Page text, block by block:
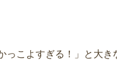
っこよすぎる！」と大き